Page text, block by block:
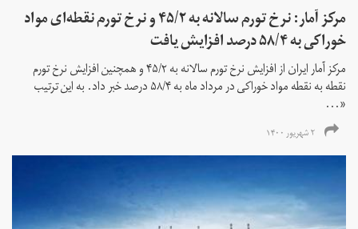
مرکز آمار: نرخ تورم سالانه به ۴۵/۲ و نرخ تورم نقطه‌ای مواد
خوراکی به ۵۸/۴ درصد افزایش یافت
مرکز آمار ایران از افزایش نرخ تورم سالانه به ۴۵/۲ و همچنین افزایش نرخ تورم
نقطه به نقطه مواد خوراکی در مرداد ماه به ۵۸/۴ درصد خبر داد. به این ترتیب
«...
۲ شهریور ۱۴۰۰